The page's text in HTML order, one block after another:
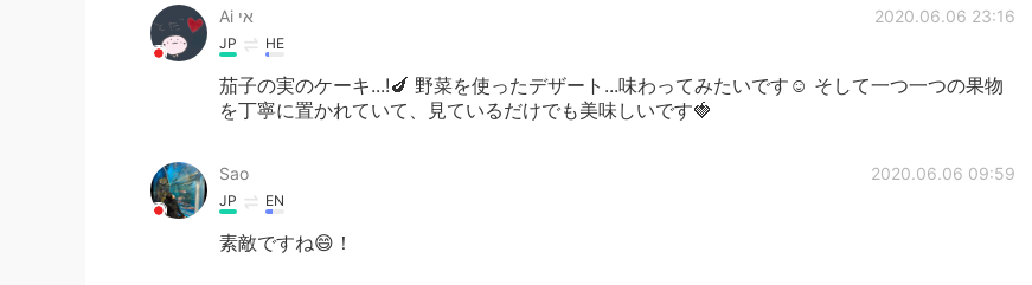
Ai אי 2020.06.06 23:16
JP HE
茄子の実のケーキ...!🍆 野菜を使ったデザート...味わってみたいです☺️ そして一つ一つの果物
を丁寧に置かれていて、見ているだけでも美味しいです🍓
Sao 2020.06.06 09:59
JP EN
素敵ですね😄！